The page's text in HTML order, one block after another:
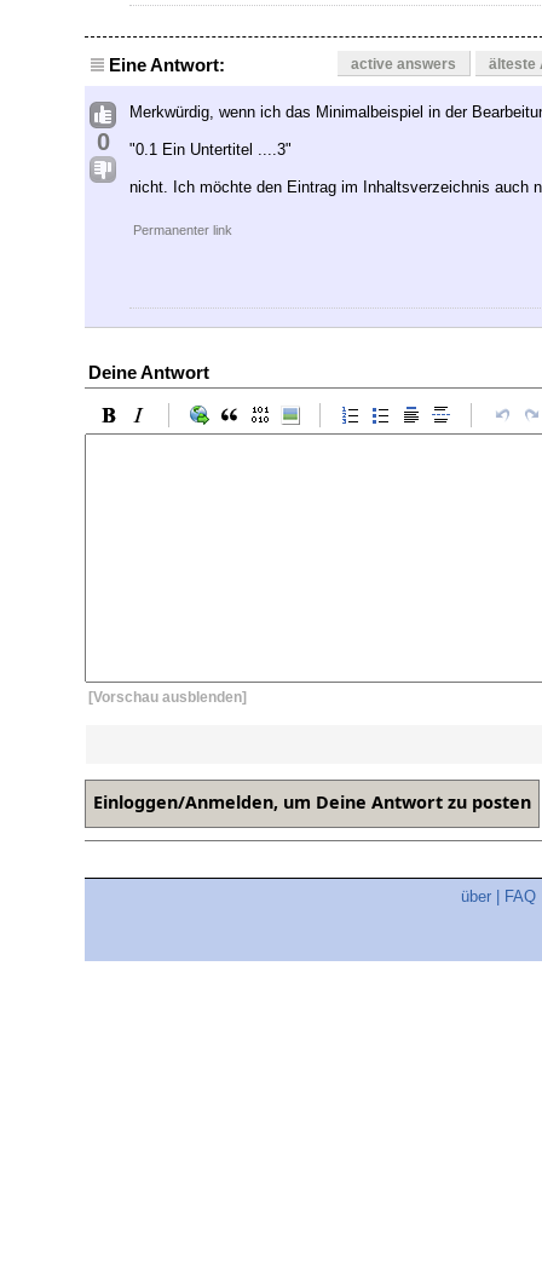
Eine Antwort: active answers älteste
0
Merkwürdig, wenn ich das Minimalbeispiel in der
"0.1 Ein Untertitel ....3"
nicht. Ich möchte den Eintrag im Inhaltsverzeichnis auch
Permanenter link
Deine Antwort
[Vorschau ausblenden]
über FAQ